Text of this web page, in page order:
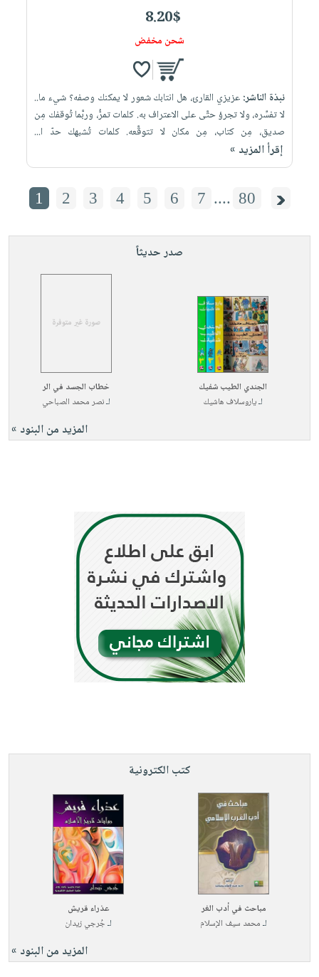
8.20$
شحن مخفض
نبذة الناشر:عزيزي القارئ، هل انتابك شعور لا يمكنك وصفه؟ شيء ما..
لا تفسِّره، ولا تجرؤ حتَّى على الاعتراف به. كلمات تمرُّ، وربَّما تُوقفك مِن
صديق، مِن كتاب، مِن مكان لا تتوقَّعه. كلمات تُشبهك حدّ ا...
إقرأ المزيد »
1 2 3 4 5 6 7 .... 80
صدر حديثاً
الجندي الطيب شفيك
لـياروسلاف هاشيك
خطاب الجسد في الر
لـنصر محمد الصباحي
المزيد من البنود »
كتب الكترونية
مباحث في أدب الغر
لـمحمد سيف الإسلام
عذراء قريش
لـجُرجي زيدان
المزيد من البنود »